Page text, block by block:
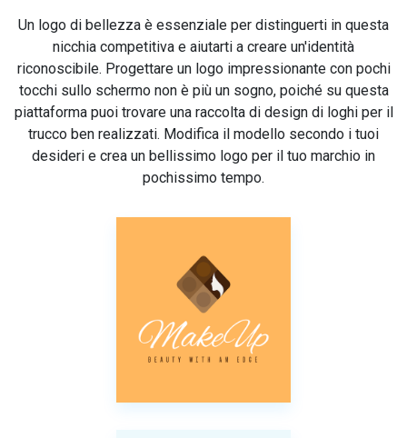
Un logo di bellezza è essenziale per distinguerti in questa
nicchia competitiva e aiutarti a creare un'identità
riconoscibile. Progettare un logo impressionante con pochi
tocchi sullo schermo non è più un sogno, poiché su questa
piattaforma puoi trovare una raccolta di design di loghi per il
trucco ben realizzati. Modifica il modello secondo i tuoi
desideri e crea un bellissimo logo per il tuo marchio in
pochissimo tempo.